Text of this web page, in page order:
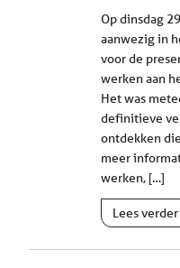
Op dinsdag
aanwezig in
voor de
werken aan
Het was
definitieve
ontdekken
meer
werken, […]
Lees verder